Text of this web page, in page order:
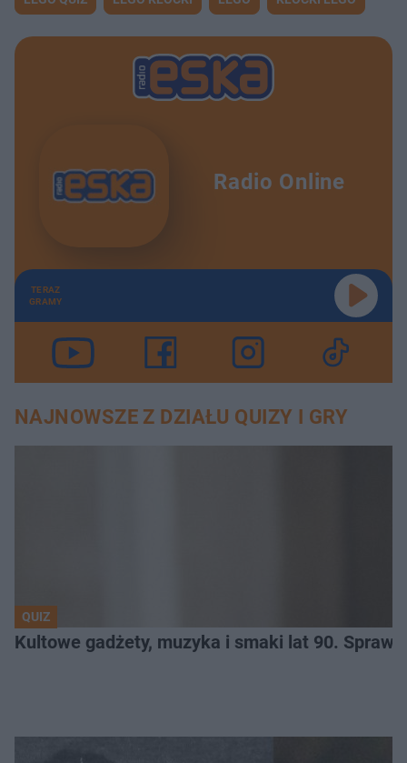
Radio Online
TERAZ
GRAMY
NAJNOWSZE Z DZIAŁU QUIZY I GRY
QUIZ
Kultowe gadżety, muzyka i smaki lat 90.